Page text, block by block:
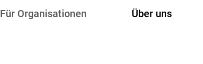
Für Organisationen Über uns